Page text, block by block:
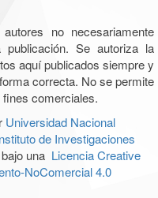
no necesariamente
Se autoriza la
aquí publicados siempre y
correcta. No se permite
comerciales.
Universidad Nacional
de Investigaciones
una Licencia Creative
NoComercial 4.0